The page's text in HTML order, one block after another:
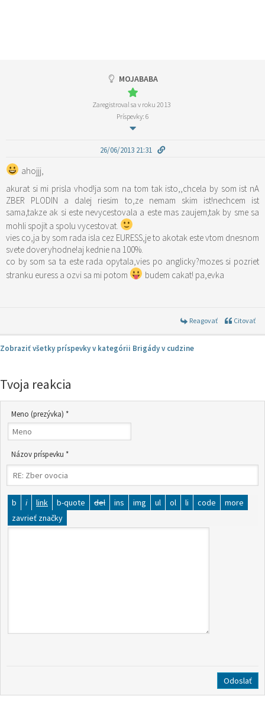
MOJABABA
Zaregistroval sa v roku 2013
Príspevky: 6
26/06/2013 21:31
ahojjj,
akurat si mi prisla vhod!ja som na tom tak isto,,chcela by som ist nA
ZBER PLODIN a dalej riesim to,ze nemam skim ist!nechcem ist
sama,takze ak si este nevycestovala a este mas zaujem,tak by sme sa
mohli spojit a spolu vycestovat.
vies co,ja by som rada isla cez EURESS,je to akotak este vtom dnesnom
svete doveryhodne!aj kednie na 100%.
co by som sa ta este rada opytala,vies po anglicky?mozes si pozriet
stranku euress a ozvi sa mi potom
budem cakat! pa,evka
Reagovať Citovať
Zobraziť všetky príspevky v kategórii Brigády v cudzine
Tvoja reakcia
Meno (prezývka) *
Názov príspevku *